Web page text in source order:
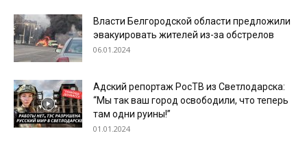
Власти Белгородской области предложили
эвакуировать жителей из-за обстрелов
06.01.2024
Адский репортаж РосТВ из Светлодарска:
“Мы так ваш город освободили, что теперь
там одни руины!”
01.01.2024